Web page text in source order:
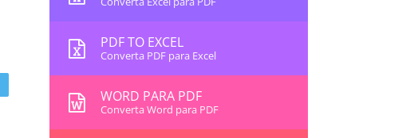
PDF TO EXCEL
Converta PDF para Excel
WORD PARA PDF
Converta Word para PDF